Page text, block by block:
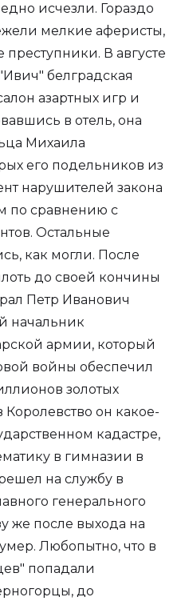
исчезли. Гораздо
мелкие аферисты,
В августе
белградская
азартных игр и
в отель, она
Михаила
его подельников из
нарушителей закона
по сравнению с
Остальные
как могли. После
до своей кончины
Петр Иванович
начальник
армии, который
войны обеспечил
золотых
он какое-
кадастре,
в гимназии в
на службу в
генерального
же после выхода на
Любопытно, что в
попадали
до